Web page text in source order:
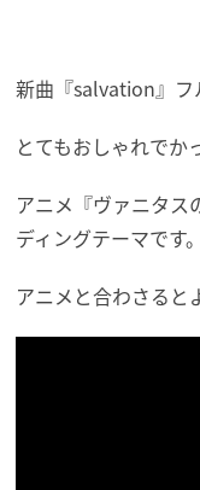
新曲『salvation』フ
とてもおしゃれでか
アニメ『ヴァニタ
ディングテーマです。
アニメと合わさると